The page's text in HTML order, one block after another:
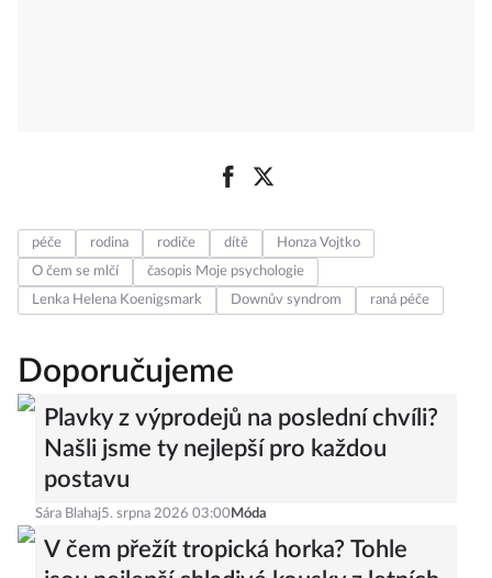
péče rodina rodiče dítě
Honza Vojtko
O čem se mlčí
časopis Moje psychologie
Lenka Helena Koenigsmark
Downův syndrom raná péče
Doporučujeme
Plavky z výprodejů na poslední chvíli?
Našli jsme ty nejlepší pro každou
postavu
Sára Blahaj5. srpna 2026 03:00 Móda
V čem přežít tropická horka? Tohle